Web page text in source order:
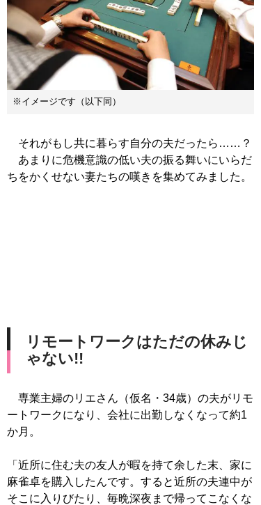
※イメージです（以下同）
それがもし共に暮らす自分の夫だったら……？
あまりに危機意識の低い夫の振る舞いにいらだ
ちをかくせない妻たちの嘆きを集めてみました。
リモートワークはただの休みじ
ゃない!!
専業主婦のリエさん（仮名・34歳）の夫がリモ
ートワークになり、会社に出勤しなくなって約1
か月。
「近所に住む夫の友人が暇を持て余した末、家に
麻雀卓を購入したんです。すると近所の夫連中が
そこに入りびたり、毎晩深夜まで帰ってこなくな